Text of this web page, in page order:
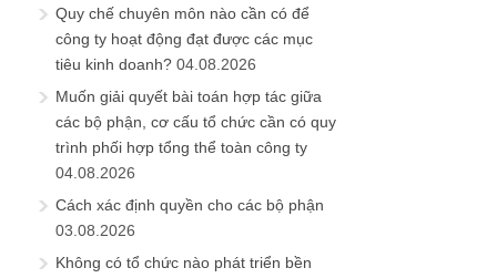
Quy chế chuyên môn nào cần có để
công ty hoạt động đạt được các mục
tiêu kinh doanh? 04.08.2026
Muốn giải quyết bài toán hợp tác giữa
các bộ phận, cơ cấu tổ chức cần có quy
trình phối hợp tổng thể toàn công ty
04.08.2026
Cách xác định quyền cho các bộ phận
03.08.2026
Không có tổ chức nào phát triển bền